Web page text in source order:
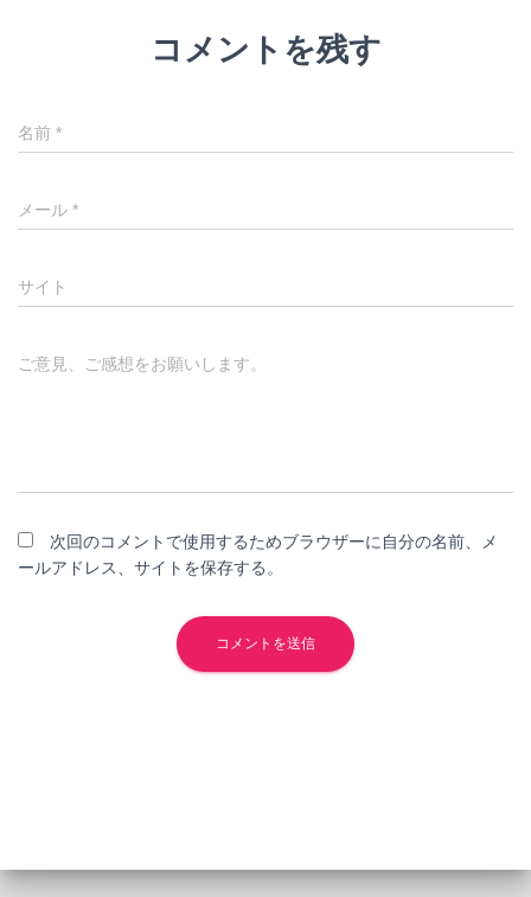
コメントを残す
名前 *
メール *
サイト
ご意見、ご感想をお願いします。
次回のコメントで使用するためブラウザーに自分の名前、メ
ールアドレス、サイトを保存する。